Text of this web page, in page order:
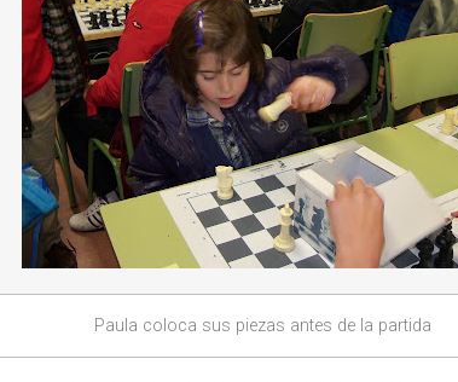
Paula coloca sus piezas antes de la partida